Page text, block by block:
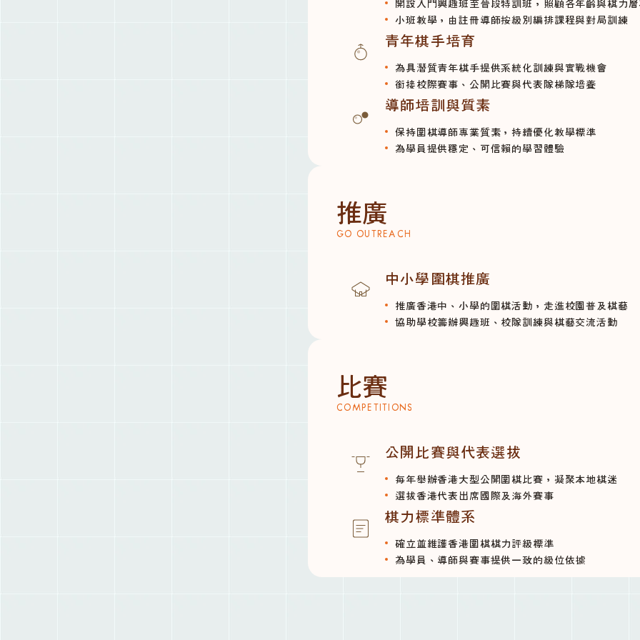
開設入門興趣班至晉段特訓班，照顧各年齡與棋力
小班教學，由註冊導師按級別編排課程與對局訓練
青年棋手培育
為具潛質青年棋手提供系統化訓練與實戰機會
銜接校際賽事、公開比賽與代表隊梯隊培養
導師培訓與質素
保持圍棋導師專業質素，持續優化教學標準
為學員提供穩定、可信賴的學習體驗
推廣
GO OUTREACH
中小學圍棋推廣
推廣香港中、小學的圍棋活動，走進校園普及棋藝
協助學校籌辦興趣班、校隊訓練與棋藝交流活動
比賽
COMPETITIONS
公開比賽與代表選拔
每年舉辦香港大型公開圍棋比賽，凝聚本地棋迷
選拔香港代表出席國際及海外賽事
棋力標準體系
確立並維護香港圍棋棋力評級標準
為學員、導師與賽事提供一致的級位依據